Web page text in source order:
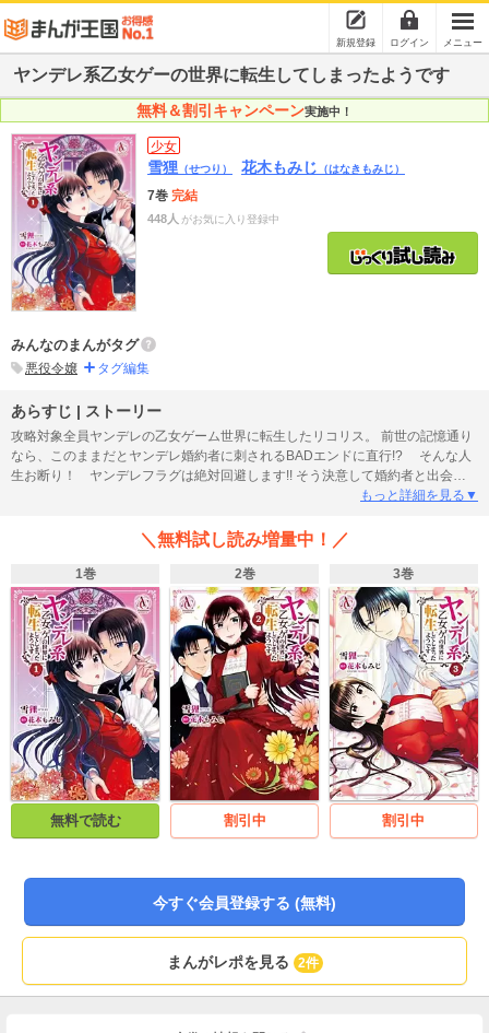
新規登録 ログイン メニュー
ヤンデレ系乙女ゲーの世界に転生してしまったようです
無料＆割引キャンペーン実施中！
少女
雪狸 （せつり） 花木もみじ （はなきもみじ）
7巻 完結
448人 がお気に入り登録中
みんなのまんがタグ
悪役令嬢 タグ編集
あらすじ | ストーリー
攻略対象全員ヤンデレの乙女ゲーム世界に転生したリコリス。 前世の記憶通り
なら、このままだとヤンデレ婚約者に刺されるBADエンドに直行!? そんな人
生お断り！ ヤンデレフラグは絶対回避します!! そう決意して婚約者と出会っ
もっと詳細を見る▼
＼無料試し読み増量中！／
1巻
無料で読む
2巻
割引中
3巻
割引中
今すぐ会員登録する (無料)
まんがレポを見る 2件